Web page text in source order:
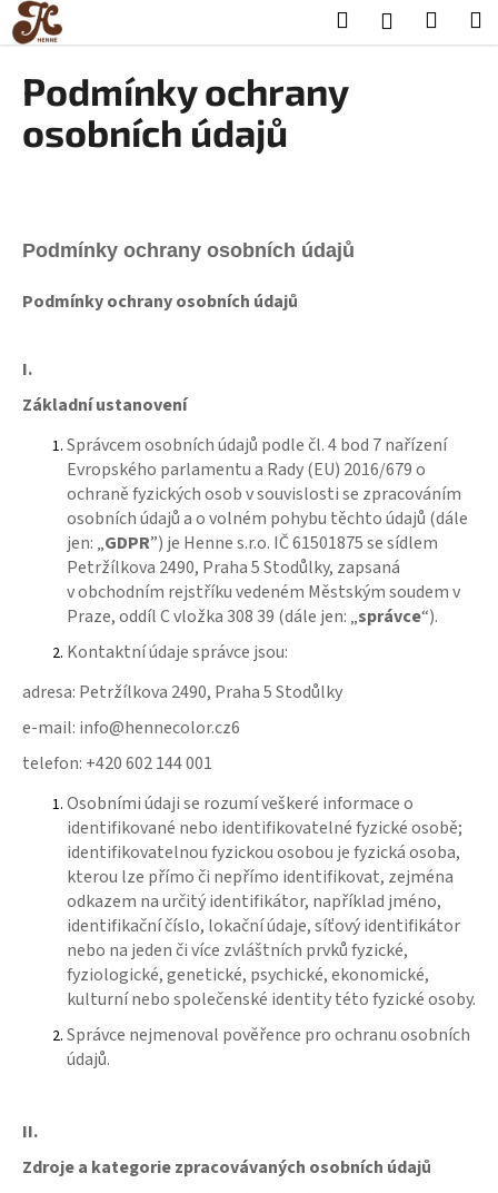
Přejít
na
obsah
HledatPřihlášení
Podmínky ochrany
osobních údajů
Podmínky ochrany osobních údajů
Podmínky ochrany osobních údajů
I.
Základní ustanovení
Správcem osobních údajů podle čl. 4 bod 7 nařízení
Evropského parlamentu a Rady (EU) 2016/679 o
ochraně fyzických osob v souvislosti se zpracováním
osobních údajů a o volném pohybu těchto údajů (dále
jen: „GDPR”) je Henne s.r.o. IČ 61501875 se sídlem
Petržílkova 2490, Praha 5 Stodůlky, zapsaná
v obchodním rejstříku vedeném Městským soudem v
Praze, oddíl C vložka 308 39 (dále jen: „správce“).
Kontaktní údaje správce jsou:
adresa: Petržílkova 2490, Praha 5 Stodůlky
e-mail: info@hennecolor.cz6
telefon: +420 602 144 001
Osobními údaji se rozumí veškeré informace o
identifikované nebo identifikovatelné fyzické osobě;
identifikovatelnou fyzickou osobou je fyzická osoba,
kterou lze přímo či nepřímo identifikovat, zejména
odkazem na určitý identifikátor, například jméno,
identifikační číslo, lokační údaje, síťový identifikátor
nebo na jeden či více zvláštních prvků fyzické,
fyziologické, genetické, psychické, ekonomické,
kulturní nebo společenské identity této fyzické osoby.
Správce nejmenoval pověřence pro ochranu osobních
údajů.
II.
Zdroje a kategorie zpracovávaných osobních údajů
o
C
o
t
ř
e
j
e
HLEDAT
e